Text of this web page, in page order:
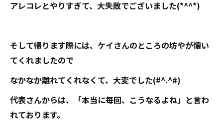
アレコレとやりすぎて、大失敗でございました(*^^*)
そして帰ります際には、ケイさんのところの坊やが懐い
てくれましたので
なかなか離れてくれなくて、大変でした(#^.^#)
代表さんからは、「本当に毎回、こうなるよね」と言わ
れております。